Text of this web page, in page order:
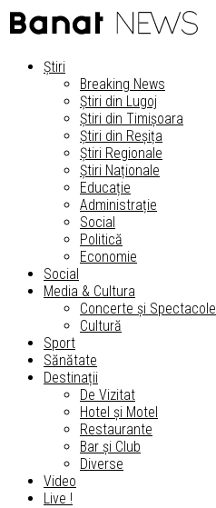
Știri
Breaking News
Știri din Lugoj
Știri din Timișoara
Știri din Reșița
Știri Regionale
Știri Naționale
Educație
Administrație
Social
Politică
Economie
Social
Media & Cultura
Concerte și Spectacole
Cultură
Sport
Sănătate
Destinații
De Vizitat
Hotel și Motel
Restaurante
Bar și Club
Diverse
Video
Live !